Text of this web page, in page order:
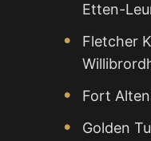
Etten-
Fletcher
Fort
Golden